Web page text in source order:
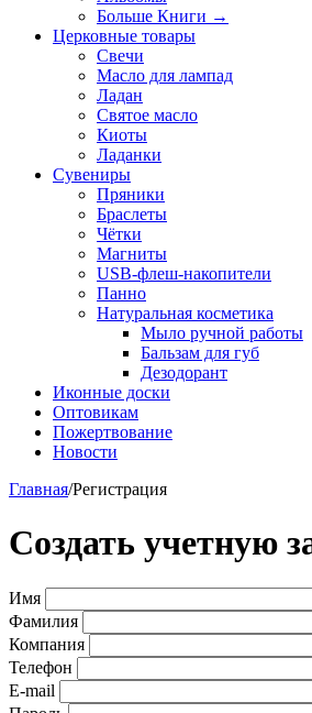
Больше Книги →
Церковные товары
Свечи
Масло для лампад
Ладан
Святое масло
Киоты
Ладанки
Сувениры
Пряники
Браслеты
Чётки
Магниты
USB-флеш-накопители
Панно
Натуральная косметика
Мыло ручной работы
Бальзам для губ
Дезодорант
Иконные доски
Оптовикам
Пожертвование
Новости
Главная/Регистрация
Создать учетную
Имя
Фамилия
Компания
Телефон
E-mail